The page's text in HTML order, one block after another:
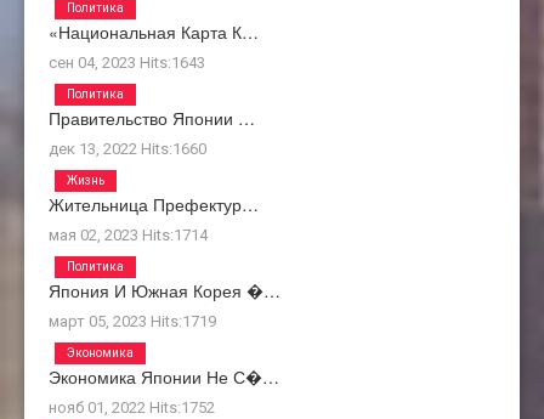
«Национальная Карта К…
сен 04, 2023 Hits:1643
Политика
Правительство Японии …
дек 13, 2022 Hits:1660
Политика
Жительница Префектур…
мая 02, 2023 Hits:1714
Жизнь
Япония И Южная Корея �…
март 05, 2023 Hits:1719
Политика
Экономика Японии Не С�…
нояб 01, 2022 Hits:1752
Экономика